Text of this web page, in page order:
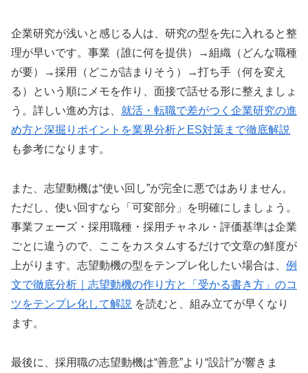
企業研究が浅いと感じる人は、研究の型を先に入れると整
理が早いです。事業（誰に何を提供）→組織（どんな職種
が要）→採用（どこが詰まりそう）→打ち手（何を変え
る）という順にメモを作り、面接で話せる形に整えましょ
う。詳しい進め方は、 就活・転職で差がつく企業研究の進
め方と深掘りポイントを業界分析とES対策まで徹底解説
も参考になります。
また、志望動機は“使い回し”が完全に悪ではありません。
ただし、使い回すなら「可変部分」を明確にしましょう。
事業フェーズ・採用職種・採用チャネル・評価基準は企業
ごとに違うので、ここをカスタムするだけで文章の鮮度が
上がります。志望動機の型をテンプレ化したい場合は、 例
文で徹底分析｜志望動機の作り方と「受かる書き方」のコ
ツをテンプレ化して解説 を読むと、組み立てが早くなり
ます。
最後に、採用職の志望動機は“善意”より“設計”が響きま